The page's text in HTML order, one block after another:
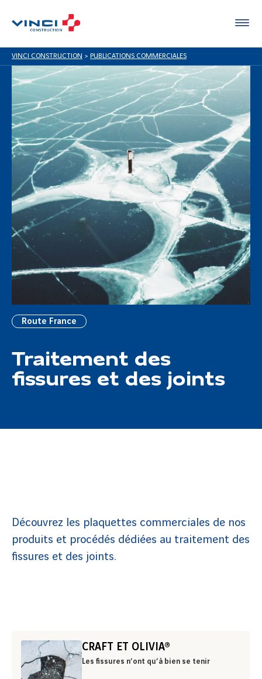
VINCI CONSTRUCTION > PUBLICATIONS COMMERCIALES
Route France
Traitement des
fissures et des joints
Découvrez les plaquettes commerciales de nos
produits et procédés dédiées au traitement des
fissures et des joints.
CRAFT ET OLIVIA®
Les fissures n’ont qu’à bien se tenir